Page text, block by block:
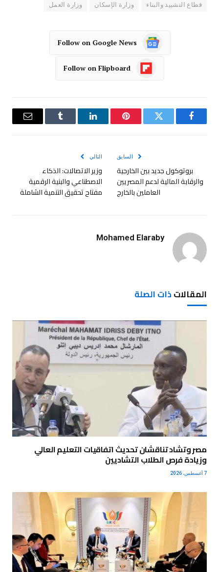
قطاع التشييد والبناء وزارة الإسكان وزارة العمل
Follow on Google News
Follow on Flipboard
فيسبوك تويتر بينتيريستلينكدإن Tumblr
البريد
السابق
بروتوكول جديد بين الخارجية
والرقابة المالية لدعم المصريين
العاملين بالخارج
التالي
وزير الاتصالات: الذكاء
الاصطناعي والبنية الرقمية
مفتاح تحقيق التنمية الشاملة
Mohamed Elaraby
المقالاتذات الصلة
مصر وتشاد تناقشان تحديث اتفاقيات التعليم العالي
وزيادة فرص الطلاب التشاديين
7 أغسطس، 2026